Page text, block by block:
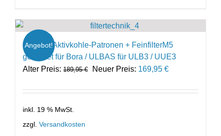
Angebot!
Filterset Aktivkohle-Patronen + FeinfilterM5
geeignet für Bora / ULBAS für ULB3 / UUE3
Alter Preis: 189,95€
Ursprünglicher
war:
Neuer Preis: 169,95 €Aktueller
ist:
inkl. 19 % MwSt.
zzgl. Versandkosten